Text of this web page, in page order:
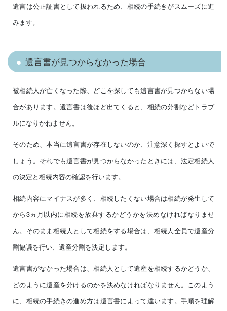
遺言は公正証書として扱われるため、相続の手続きがスムーズに進
みます。
遺言書が見つからなかった場合
被相続人が亡くなった際、どこを探しても遺言書が見つからない場
合があります。遺言書は後ほど出てくると、相続の分割などトラブ
ルになりかねません。
そのため、本当に遺言書が存在しないのか、注意深く探すとよいで
しょう。それでも遺言書が見つからなかったときには、法定相続人
の決定と相続内容の確認を行います。
相続内容にマイナスが多く、相続したくない場合は相続が発生して
から3ヵ月以内に相続を放棄するかどうかを決めなければなりませ
ん。そのまま相続人として相続をする場合は、相続人全員で遺産分
割協議を行い、遺産分割を決定します。
遺言書がなかった場合は、相続人として遺産を相続するかどうか、
どのように遺産を分けるのかを決めなければなりません。このよう
に、相続の手続きの進め方は遺言書によって違います。手順を理解